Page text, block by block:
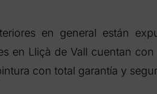
en general están
en Lliçà de Vall cuentan
con total garantía y